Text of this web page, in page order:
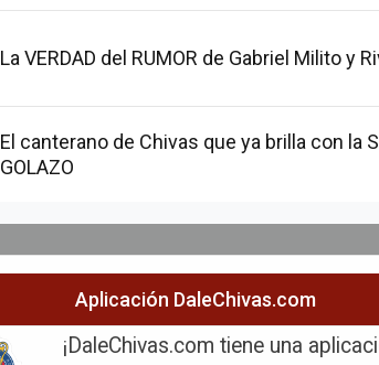
La VERDAD del RUMOR de Gabriel Milito y
El canterano de Chivas que ya brilla con la
GOLAZO
Aplicación DaleChivas.com
¡DaleChivas.com tiene una